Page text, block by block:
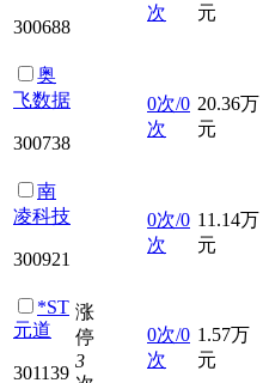
300688
次
元
奥
飞数据
300738
0次/0
次
20.36万
元
南
凌科技
300921
0次/0
次
11.14万
元
*ST
元道
301139
涨
停
3
0次/0
次
1.57万
元